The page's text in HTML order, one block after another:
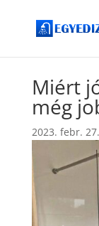
Miért
még
2023. febr. 27.